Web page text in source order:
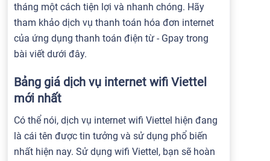
tháng một cách tiện lợi và nhanh chóng. Hãy
tham khảo dịch vụ thanh toán hóa đơn internet
của ứng dụng thanh toán điện từ - Gpay trong
bài viết dưới đây.
Bảng giá dịch vụ internet wifi Viettel
mới nhất
Có thể nói, dịch vụ internet wifi Viettel hiện đang
là cái tên được tin tưởng và sử dụng phổ biến
nhất hiện nay. Sử dụng wifi Viettel, bạn sẽ hoàn